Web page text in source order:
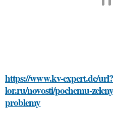
https://www.kv-expert.de/
lor.ru/novosti/pochemu-
problemy